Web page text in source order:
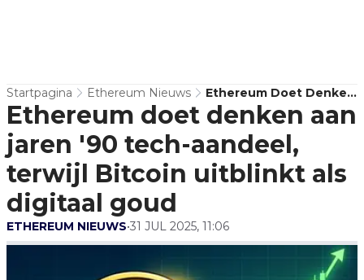
Startpagina Ethereum Nieuws
Ethereum Doet Denken
Aan Jaren '90 Tech-
Aandeel, Terwijl Bitcoin
Uitblinkt Als Digitaal
Goud
Ethereum doet denken aan
jaren '90 tech-aandeel,
terwijl Bitcoin uitblinkt als
digitaal goud
ETHEREUM NIEUWS•31 JUL 2025, 11:06